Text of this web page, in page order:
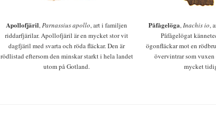
Apollofjäril,Parnassius apollo, art i familjen
riddarfjärilar. Apollofjäril är en mycket stor vit
dagfjäril med svarta och röda fläckar. Den är
rödlistad eftersom den minskar starkt i hela landet
utom på Gotland.
Påfågelöga,Inachis io,
Påfågelögat
ögonfläckar mot en
övervintrar som vuxen
mycket